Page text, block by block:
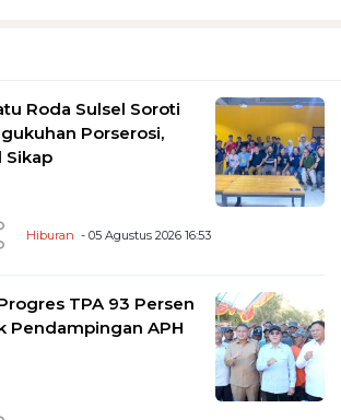
Roda Sulsel Soroti
Porserosi,
Sikap
Hiburan - 05 Agustus 2026 16:53
TPA 93 Persen
Pendampingan APH